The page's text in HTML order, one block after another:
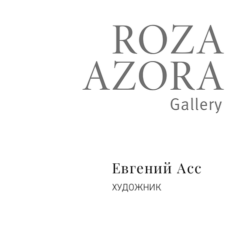
Евгений Асс
ХУДОЖНИК